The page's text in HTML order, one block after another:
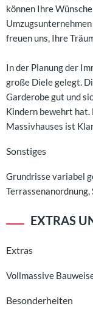
können Ihre
freuen uns, Ihre
In der Planung der
große Diele gelegt.
Garderobe gut und
Kindern bewehrt hat.
Massivhauses ist
Sonstiges
Grundrisse variabel
EXTRAS
Extras
Vollmassive
Besonderheiten